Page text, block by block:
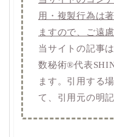
用・複製行為は
ますので、ご遠
当サイトの記事
数秘術®️代表
ます。引用する
て、引用元の明